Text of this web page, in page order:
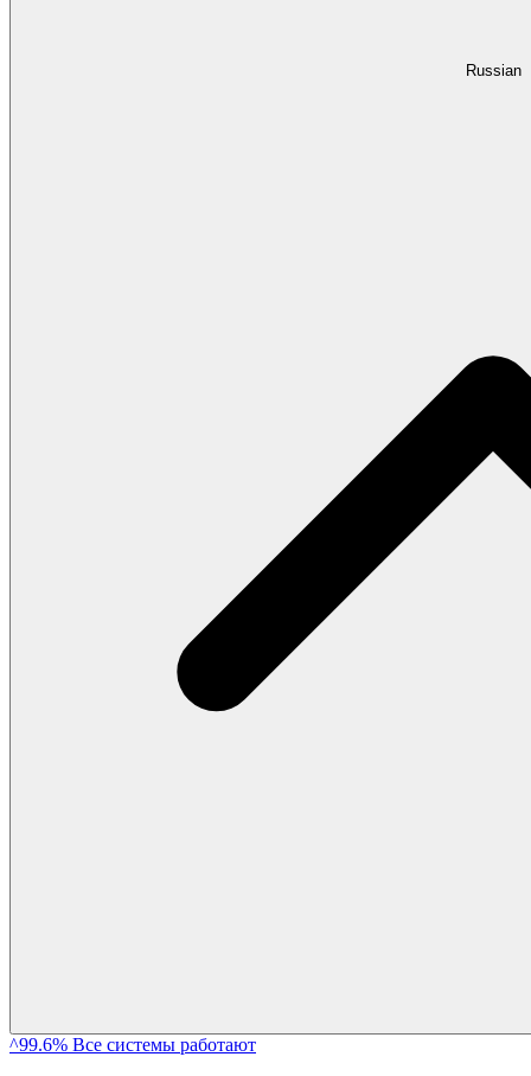
Russian
^99.6% Все системы работают